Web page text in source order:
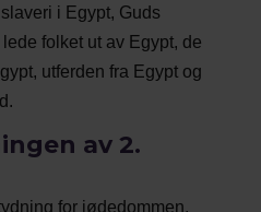
i Egypt, Guds
folket ut av Egypt, de
utferden fra Egypt og
av 2.
for jødedommen,